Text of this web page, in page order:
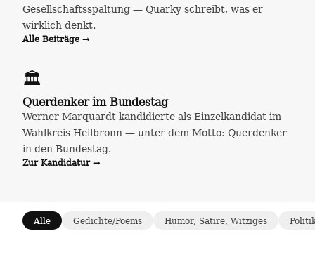
Gesellschaftsspaltung — Quarky schreibt, was er
wirklich denkt.
Alle Beiträge →
🏛️
Querdenker im Bundestag
Werner Marquardt kandidierte als Einzelkandidat im
Wahlkreis Heilbronn — unter dem Motto: Querdenker
in den Bundestag.
Zur Kandidatur →
Alle Gedichte/Poems Humor, Satire, Witziges